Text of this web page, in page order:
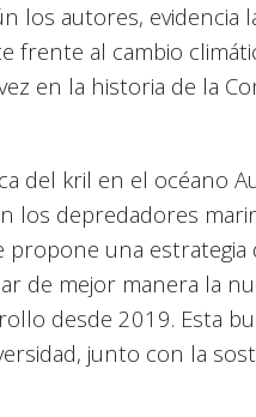
los autores, evidencia
frente al cambio
en la historia de la
del kril en el océano
los depredadores
propone una estrategia
de mejor manera la
desde 2019. Esta
junto con la